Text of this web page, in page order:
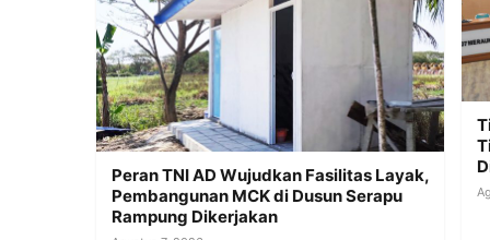
Peran TNI AD Wujudkan Fasilitas Layak,
Pembangunan MCK di Dusun Serapu
Rampung Dikerjakan